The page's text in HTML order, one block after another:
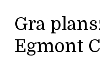
Gra
Egmont